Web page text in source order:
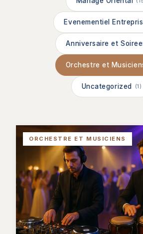
Evenementiel
Anniversaire et
Orchestre et
Uncategorized (1)
ORCHESTRE ET MUSICIENS